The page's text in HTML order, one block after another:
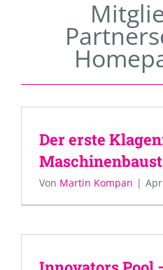
Der erste
Von Martin Kompan |